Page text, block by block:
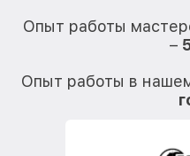
Опыт работы
–
Опыт работы в